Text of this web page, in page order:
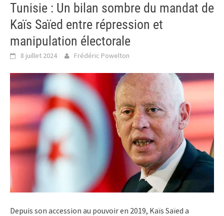
Tunisie : Un bilan sombre du mandat de
Kaïs Saïed entre répression et
manipulation électorale
8 juillet 2024 Frédéric Powelton
Depuis son accession au pouvoir en 2019, Kaïs Saïed a